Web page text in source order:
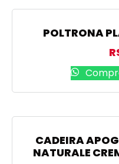
POLTRONA
CADEIRA
NATURALE